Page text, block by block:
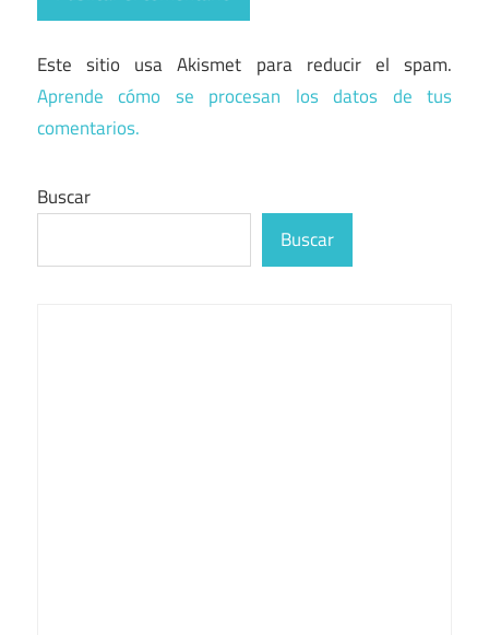
Este sitio usa Akismet para reducir el spam.
Aprende cómo se procesan los datos de tus
comentarios.
Buscar
Buscar